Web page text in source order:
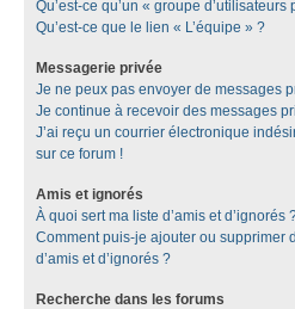
Qu’est-ce qu’un « groupe d’utilisateurs
Qu’est-ce que le lien « L’équipe » ?
Messagerie privée
Je ne peux pas envoyer de messages
Je continue à recevoir des messages
J’ai reçu un courrier électronique
sur ce forum !
Amis et ignorés
À quoi sert ma liste d’amis et d’ignorés
Comment puis-je ajouter ou supprimer
d’amis et d’ignorés ?
Recherche dans les forums